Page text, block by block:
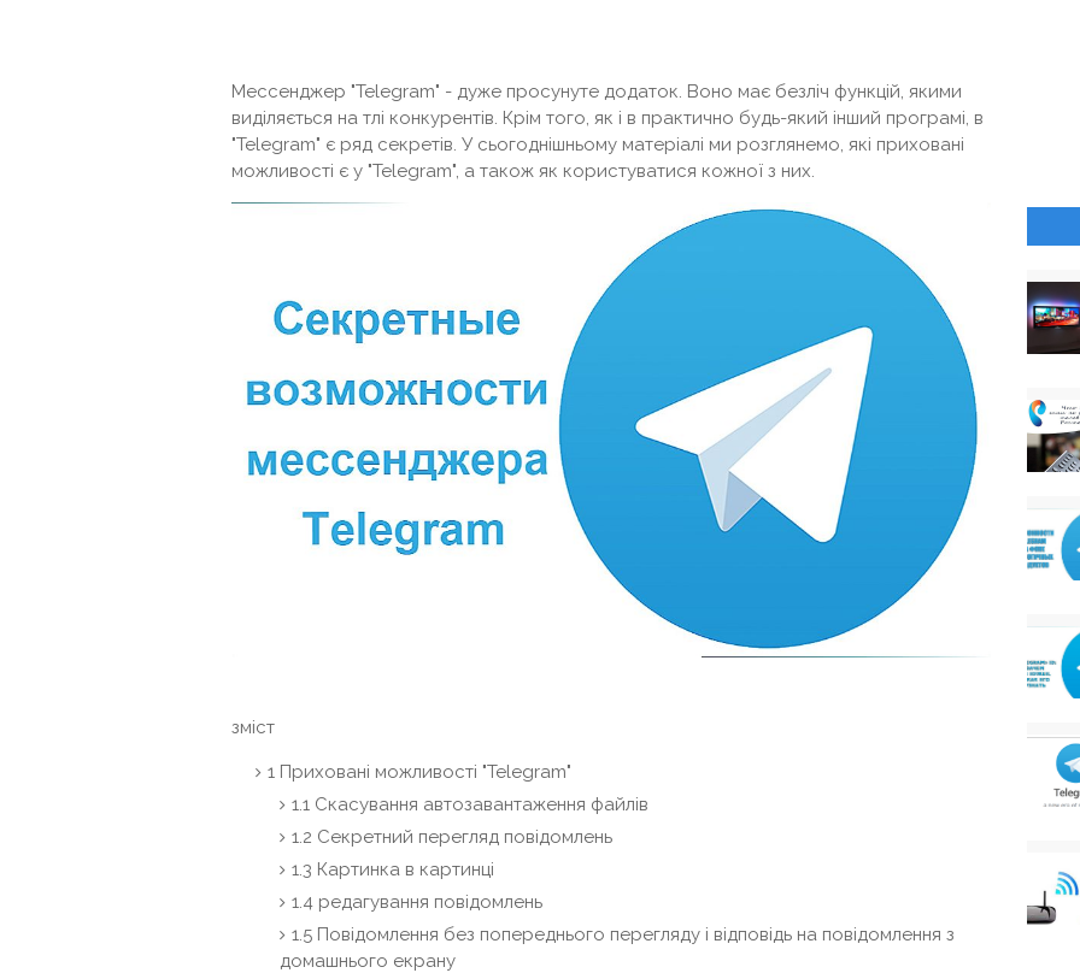
Мессенджер "Telegram" - дуже просунуте додаток. Воно має безліч функцій, якими
виділяється на тлі конкурентів. Крім того, як і в практично будь-який інший програмі, в
"Telegram" є ряд секретів. У сьогоднішньому матеріалі ми розглянемо, які приховані
можливості є у "Telegram", а також як користуватися кожної з них.
зміст
1 Приховані можливості "Telegram"
1.1 Скасування автозавантаження файлів
1.2 Секретний перегляд повідомлень
1.3 Картинка в картинці
1.4 редагування повідомлень
1.5 Повідомлення без попереднього перегляду і відповідь на повідомлення з
домашнього екрану